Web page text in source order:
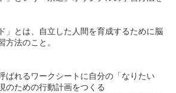
」とは、自立した人間を育成するために脳
方法のこと。
ばれるワークシートに自分の「なりたい
のための行動計画をつくる